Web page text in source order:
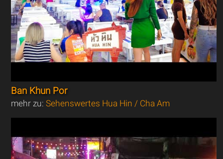
Ban Khun Por
mehr zu:Sehenswertes Hua Hin / Cha Am